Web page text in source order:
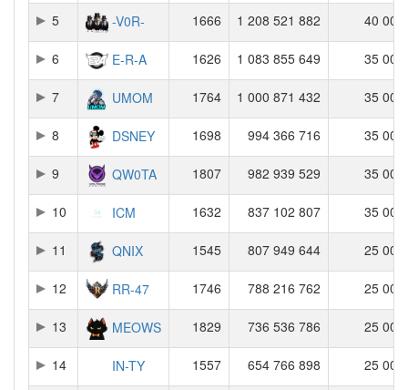
5 -V0R- 1666 1 208 521 882 40 000
6 E-R-A 1626 1 083 855 649 35 000
7 UMOM 1764 1 000 871 432 35 000
8 DSNEY 1698 994 366 716 35 000
9 QW0TA 1807 982 939 529 35 000
10 ICM 1632 837 102 807 35 000
11 QNIX 1545 807 949 644 25 000
12 RR-47 1746 788 216 762 25 000
13 MEOWS 1829 736 536 786 25 000
14 IN-TY 1557 654 766 898 25 000